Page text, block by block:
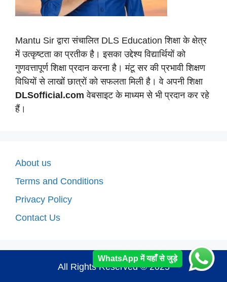
Mantu Sir द्वारा संचालित DLS Education शिक्षा के क्षेत्र
में उत्कृष्टता का प्रतीक है। इसका उद्देश्य विद्यार्थियों को
गुणवत्तापूर्ण शिक्षा प्रदान करना है। मंटू सर की प्रभावी शिक्षण
विधियों से लाखों छात्रों को सफलता मिली है। वे अपनी शिक्षा
DLSofficial.com वेबसाइट के माध्यम से भी प्रदान कर रहे
हैं।
About us
Terms and Conditions
Privacy Policy
Contact Us
All Rights Reserved © 2025
WhatsApp में यहाँ से जुड़े